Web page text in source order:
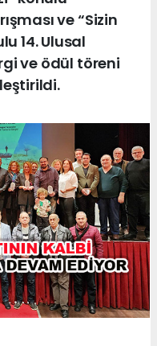
ve “Sizin
14. Ulusal
ve ödül töreni